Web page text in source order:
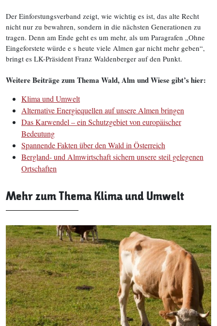
Der Einforstungsverband zeigt, wie wichtig es ist, das alte Recht
nicht nur zu bewahren, sondern in die nächsten Generationen zu
tragen. Denn am Ende geht es um mehr, als um Paragrafen „Ohne
Eingeforstete würde e s heute viele Almen gar nicht mehr geben“,
bringt es LK-Präsident Franz Waldenberger auf den Punkt.
Weitere Beiträge zum Thema Wald, Alm und Wiese gibt’s hier:
Klima und Umwelt
Alternative Energiequellen auf unsere Almen bringen
Das Karwendel – ein Schutzgebiet von europäischer
Bedeutung
Spannende Fakten über den Wald in Österreich
Bergland- und Almwirtschaft sichern unsere steil gelegenen
Ortschaften
Mehr zum Thema Klima und Umwelt